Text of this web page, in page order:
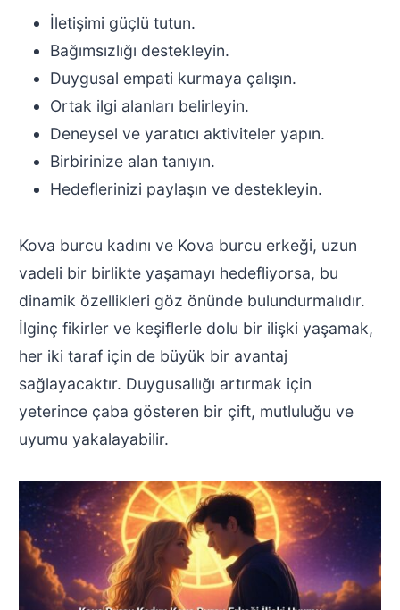
İletişimi güçlü tutun.
Bağımsızlığı destekleyin.
Duygusal empati kurmaya çalışın.
Ortak ilgi alanları belirleyin.
Deneysel ve yaratıcı aktiviteler yapın.
Birbirinize alan tanıyın.
Hedeflerinizi paylaşın ve destekleyin.
Kova burcu kadını ve Kova burcu erkeği, uzun
vadeli bir birlikte yaşamayı hedefliyorsa, bu
dinamik özellikleri göz önünde bulundurmalıdır.
İlginç fikirler ve keşiflerle dolu bir ilişki yaşamak,
her iki taraf için de büyük bir avantaj
sağlayacaktır. Duygusallığı artırmak için
yeterince çaba gösteren bir çift, mutluluğu ve
uyumu yakalayabilir.